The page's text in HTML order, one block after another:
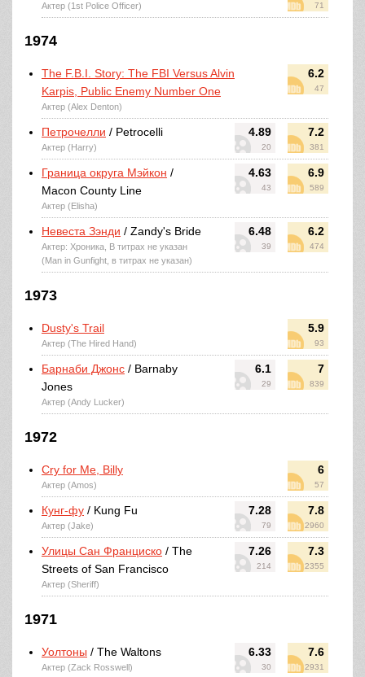
71
Актер (1st Police Officer)
1974
6.2
47
The F.B.I. Story: The FBI Versus Alvin
Karpis, Public Enemy Number One
Актер (Alex Denton)
4.89
20
7.2
381
Петрочелли / Petrocelli
Актер (Harry)
4.63
43
6.9
589
Граница округа Мэйкон /
Macon County Line
Актер (Elisha)
6.48
39
6.2
474
Невеста Зэнди / Zandy's Bride
Актер: Хроника, В титрах не указан
(Man in Gunfight, в титрах не указан)
1973
5.9
93
Dusty's Trail
Актер (The Hired Hand)
6.1
29
7
839
Барнаби Джонс / Barnaby
Jones
Актер (Andy Lucker)
1972
6
57
Cry for Me, Billy
Актер (Amos)
7.28
79
7.8
2960
Кунг-фу / Kung Fu
Актер (Jake)
7.26
214
7.3
2355
Улицы Сан Франциско / The
Streets of San Francisco
Актер (Sheriff)
1971
6.33
30
7.6
2931
Уолтоны / The Waltons
Актер (Zack Rosswell)